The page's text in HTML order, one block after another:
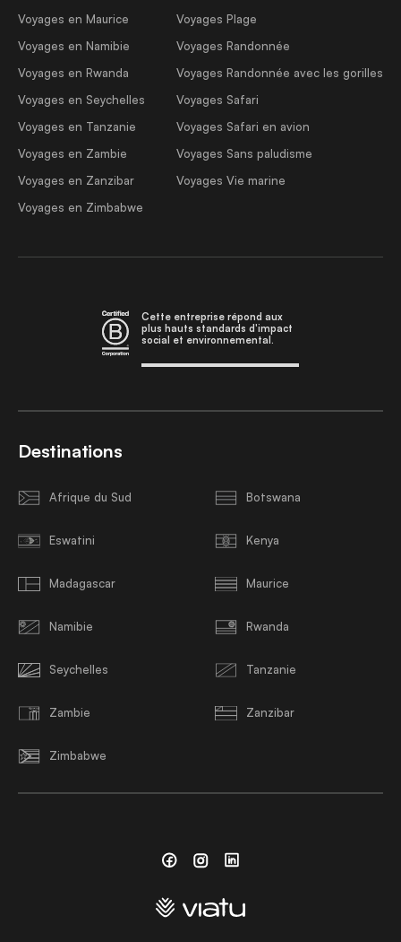
Voyages en Maurice
Voyages en Namibie
Voyages en Rwanda
Voyages en Seychelles
Voyages en Tanzanie
Voyages en Zambie
Voyages en Zanzibar
Voyages en Zimbabwe
Voyages Plage
Voyages Randonnée
Voyages Randonnée avec les gorilles
Voyages Safari
Voyages Safari en avion
Voyages Sans paludisme
Voyages Vie marine
Cette entreprise répond aux
plus hauts standards d'impact
social et environnemental.
Destinations
Afrique du Sud Botswana
Eswatini Kenya
Madagascar Maurice
Namibie Rwanda
Seychelles Tanzanie
Zambie Zanzibar
Zimbabwe
FacebookInstagramLinkedin